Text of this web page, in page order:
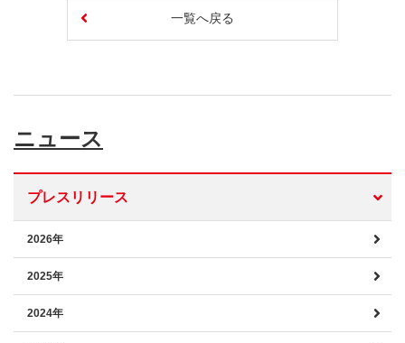
一覧へ戻る
ニュース
プレスリリース
2026年
2025年
2024年